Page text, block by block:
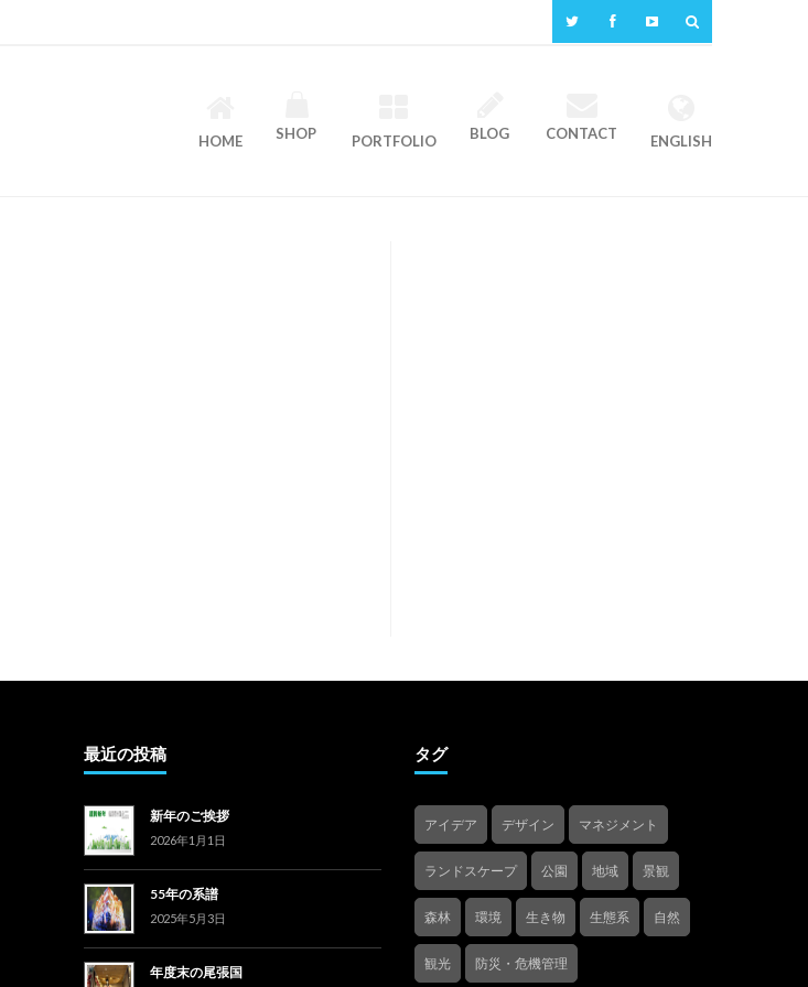
HOME SHOP PORTFOLIO BLOG CONTACT ENGLISH
最近の投稿
新年のご挨拶
2026年1月1日
55年の系譜
2025年5月3日
年度末の尾張国
タグ
アイデア デザイン マネジメント
ランドスケープ 公園 地域 景観
森林 環境 生き物 生態系 自然
観光 防災・危機管理